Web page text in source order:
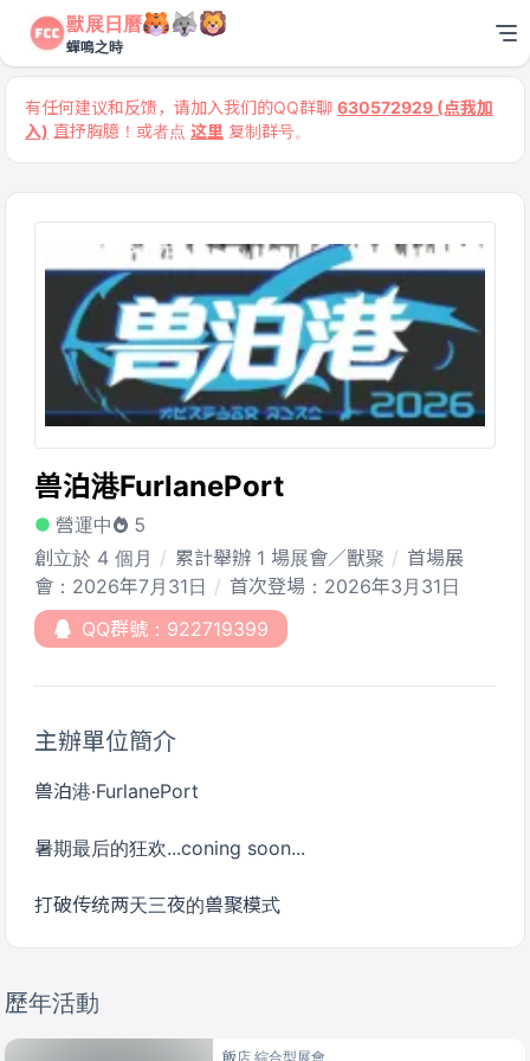
獸展日曆
蟬鳴之時
有任何建议和反馈，请加入我们的QQ群聊 630572929 (点我加
入) 直抒胸臆！或者点 这里 复制群号。
兽泊港FurlanePort
營運中
5
創立於 4 個月
累計舉辦 1 場展會／獸聚
首場展
會：2026年7月31日
首次登場：2026年3月31日
QQ群號：922719399
主辦單位簡介
兽泊港·FurlanePort
暑期最后的狂欢...coning soon...
歷年活動
飯店 綜合型展會